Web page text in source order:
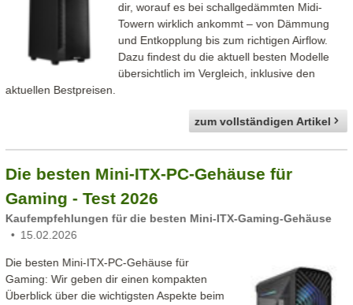
dir, worauf es bei schallgedämmten Midi-
Towern wirklich ankommt – von Dämmung
und Entkopplung bis zum richtigen Airflow.
Dazu findest du die aktuell besten Modelle
übersichtlich im Vergleich, inklusive den
aktuellen Bestpreisen.
zum vollständigen Artikel
Die besten Mini-ITX-PC-Gehäuse für
Gaming - Test 2026
Kaufempfehlungen für die besten Mini-ITX-Gaming-Gehäuse
15.02.2026
Die besten Mini-ITX-PC-Gehäuse für
Gaming: Wir geben dir einen kompakten
Überblick über die wichtigsten Aspekte beim